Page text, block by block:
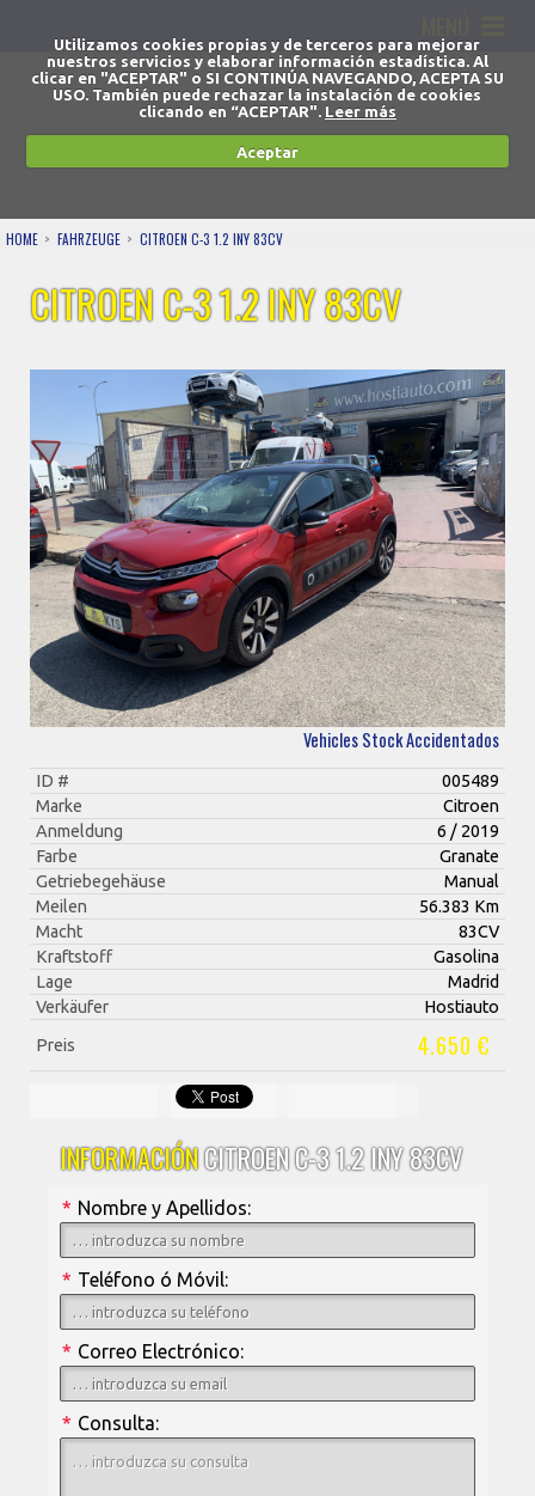
Utilizamos cookies propias y de terceros para mejorar
nuestros servicios y elaborar información estadística. Al
clicar en "ACEPTAR" o SI CONTINÚA NAVEGANDO, ACEPTA SU
USO. También puede rechazar la instalación de cookies
clicando en “ACEPTAR". Leer más
Aceptar
HOME FAHRZEUGE CITROEN C-3 1.2 INY 83CV
CITROEN C-3 1.2 INY 83CV
Vehicles Stock Accidentados
ID #
005489
Marke
Citroen
Anmeldung
6 / 2019
Farbe
Granate
Getriebegehäuse
Manual
Meilen
56.383 Km
Macht
83CV
Kraftstoff
Gasolina
Lage
Madrid
Verkäufer
Hostiauto
Preis
4.650 €
INFORMACIÓNCITROEN C-3 1.2 INY 83CV
Nombre y Apellidos:
*
Teléfono ó Móvil:
*
Correo Electrónico:
*
Consulta:
*